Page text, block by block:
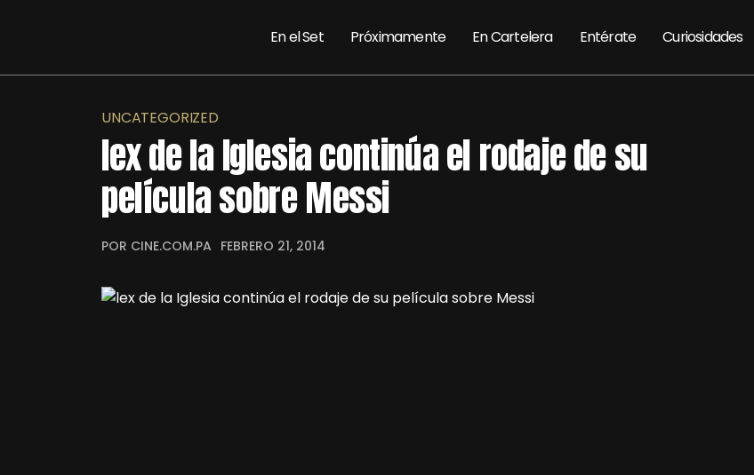
En el Set Próximamente En Cartelera Entérate Curiosidades
UNCATEGORIZED
lex de la Iglesia continúa el rodaje de su
película sobre Messi
POR CINE.COM.PA FEBRERO 21, 2014